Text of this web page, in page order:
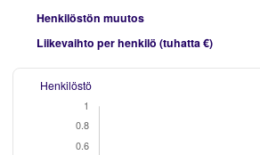
Henkilöstön muutos
Liikevaihto per henkilö (tuhatta €)
Henkilöstö